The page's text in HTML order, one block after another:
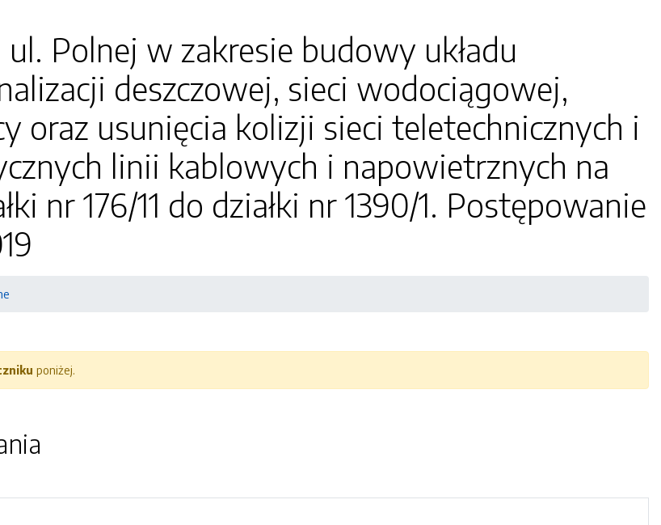
Polnej w zakresie budowy układu
deszczowej, sieci wodociągowej,
oraz usunięcia kolizji sieci teletechnicznych i
linii kablowych i napowietrznych na
nr 176/11 do działki nr 1390/1. Postępowanie
poniżej.